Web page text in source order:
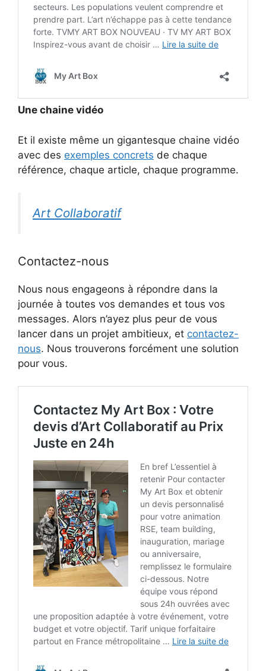
Une chaine vidéo
Et il existe même un gigantesque chaine vidéo
avec des exemples concrets de chaque
référence, chaque article, chaque programme.
Art Collaboratif
Contactez-nous
Nous nous engageons à répondre dans la
journée à toutes vos demandes et tous vos
messages. Alors n’ayez plus peur de vous
lancer dans un projet ambitieux, et contactez-
nous. Nous trouverons forcément une solution
pour vous.